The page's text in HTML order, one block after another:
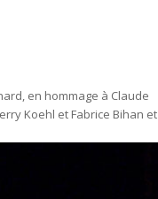
en hommage à Claude
Koehl et Fabrice Bihan et